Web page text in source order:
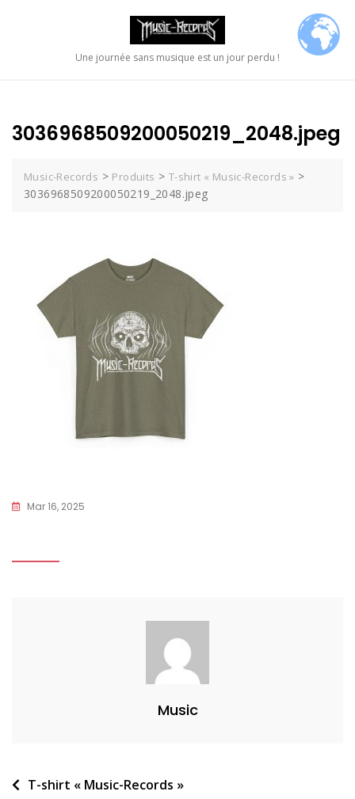
Une journée sans musique est un jour perdu !
3036968509200050219_2048.jpeg
Music-Records > Produits > T-shirt « Music-Records » >
3036968509200050219_2048.jpeg
Mar 16, 2025
Music
Navigation
T-shirt « Music-Records »